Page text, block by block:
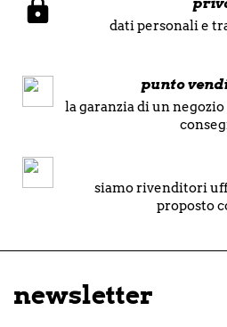
dati personali e
punto
la garanzia di un
siamo rivenditori
proposto
newsletter